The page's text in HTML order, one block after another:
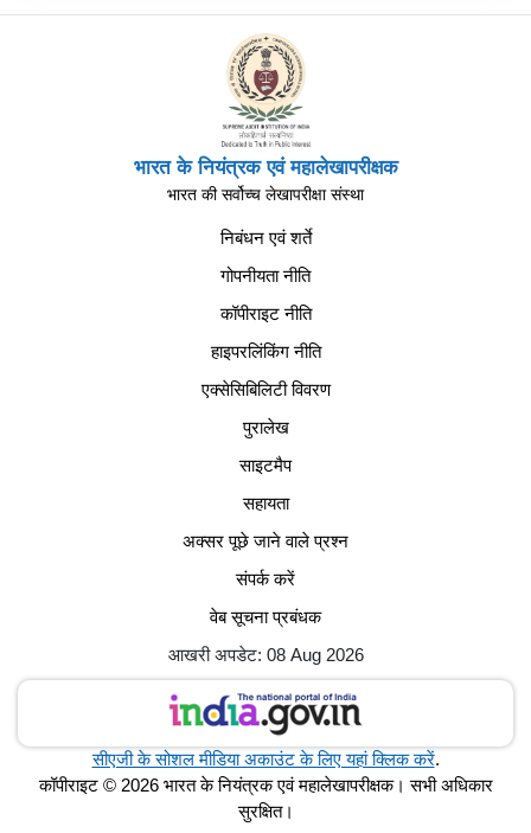
क्षेत्रीय क्षमता निर्माण एवं ज्ञान संस्थान, कोलकाता
भारत के नियंत्रक एवं महालेखापरीक्षक
भारत की सर्वोच्च लेखापरीक्षा संस्था
निबंधन एवं शर्ते
गोपनीयता नीति
कॉपीराइट नीति
हाइपरलिंकिंग नीति
एक्सेसिबिलिटी विवरण
पुरालेख
साइटमैप
सहायता
अक्सर पूछे जाने वाले प्रश्न
संपर्क करें
वेब सूचना प्रबंधक
आखरी अपडेट: 08 Aug 2026
सीएजी के सोशल मीडिया अकाउंट के लिए यहां क्लिक करें.
कॉपीराइट © 2026 भारत के नियंत्रक एवं महालेखापरीक्षक। सभी अधिकार
सुरक्षित।